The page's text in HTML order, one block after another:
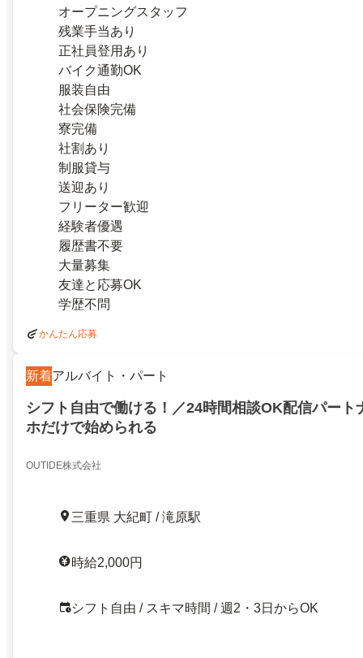
オープニングスタッフ
残業手当あり
正社員登用あり
バイク通勤OK
服装自由
社会保険完備
寮完備
社割あり
制服貸与
送迎あり
フリーター歓迎
経験者優遇
履歴書不要
大量募集
友達と応募OK
学歴不問
かんたん応募
新着アルバイト・パート
シフト自由で働ける！／24時間相談OK配信パート
ホだけで始められる
OUTIDE株式会社
三重県 大紀町 / 滝原駅
時給2,000円
シフト自由 / スキマ時間 / 週2・3日からOK